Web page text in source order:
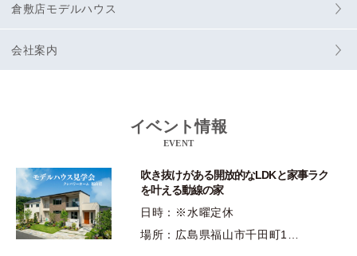
倉敷店モデルハウス
会社案内
イベント情報
EVENT
吹き抜けがある開放的なLDKと家事ラク
を叶える動線の家
日時：※水曜定休
場所：広島県福山市千田町1…